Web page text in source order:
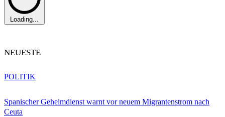
Loading...
NEUESTE
Spanischer Geheimdienst warnt vor neuem Migrantenstrom nach
Ceuta
POLITIK